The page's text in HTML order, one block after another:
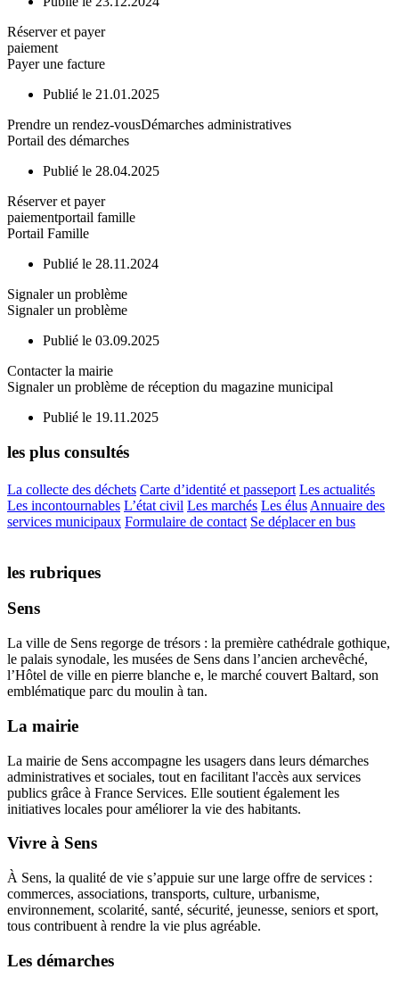
Réserver et payer
paiement
Payer une facture
Publié le 21.01.2025
Prendre un rendez-vousDémarches administratives
Portail des démarches
Publié le 28.04.2025
Réserver et payer
paiementportail famille
Portail Famille
Publié le 28.11.2024
Signaler un problème
Signaler un problème
Publié le 03.09.2025
Contacter la mairie
Signaler un problème de réception du magazine municipal
Publié le 19.11.2025
les plus consultés
La collecte des déchets Carte d’identité et passeport Les actualités
Les incontournables L’état civil Les marchés Les élus Annuaire des
services municipaux Formulaire de contact Se déplacer en bus
les rubriques
Sens
La ville de Sens regorge de trésors : la première cathédrale gothique,
le palais synodale, les musées de Sens dans l’ancien archevêché,
l’Hôtel de ville en pierre blanche e, le marché couvert Baltard, son
emblématique parc du moulin à tan.
La mairie
La mairie de Sens accompagne les usagers dans leurs démarches
administratives et sociales, tout en facilitant l'accès aux services
publics grâce à France Services. Elle soutient également les
initiatives locales pour améliorer la vie des habitants.
Vivre à Sens
À Sens, la qualité de vie s’appuie sur une large offre de services :
commerces, associations, transports, culture, urbanisme,
environnement, scolarité, santé, sécurité, jeunesse, seniors et sport,
tous contribuent à rendre la vie plus agréable.
Les démarches